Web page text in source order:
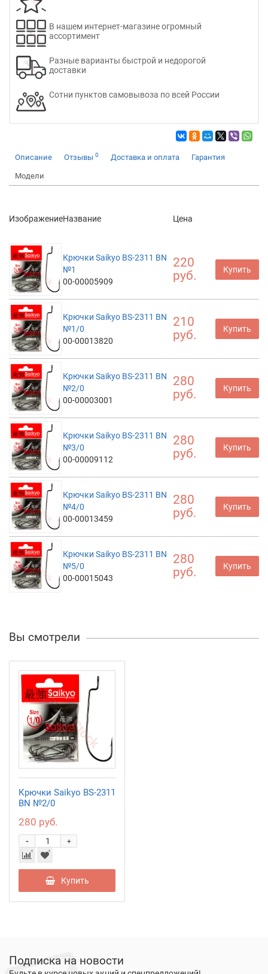
В нашем интернет-магазине огромный
ассортимент
Разные варианты быстрой и недорогой
доставки
Сотни пунктов самовывоза по всей России
Описание Отзывы 0 Доставка и оплата Гарантия
Модели
ИзображениеНазвание Цена
Крючки Saikyo BS-2311 BN
№1
00-00005909
220
руб.
Купить
Крючки Saikyo BS-2311 BN
№1/0
00-00013820
210
руб.
Купить
Крючки Saikyo BS-2311 BN
№2/0
00-00003001
280
руб.
Купить
Крючки Saikyo BS-2311 BN
№3/0
00-00009112
280
руб.
Купить
Крючки Saikyo BS-2311 BN
№4/0
00-00013459
280
руб.
Купить
Крючки Saikyo BS-2311 BN
№5/0
00-00015043
280
руб.
Купить
Вы смотрели
Крючки Saikyo BS-2311
BN №2/0
280 руб.
+
-
Купить
Подписка на новости